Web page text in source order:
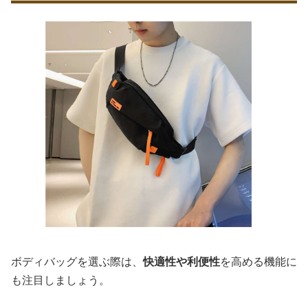
ボディバッグを選ぶ際は、快適性や利便性を高める機能に
も注目しましょう。